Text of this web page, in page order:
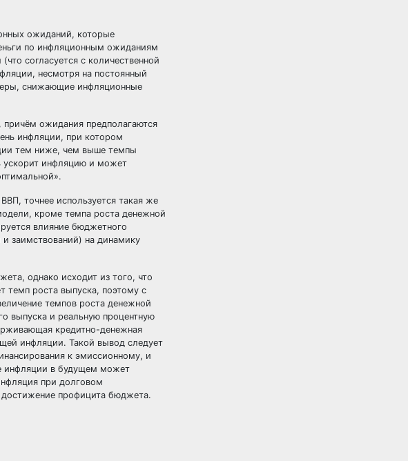
ожиданий, которые
по инфляционным ожиданиям
согласуется с количественной
несмотря на постоянный
снижающие инфляционные
ожидания предполагаются
инфляции, при котором
тем ниже, чем выше темпы
ускорит инфляцию и может
точнее используется такая же
кроме темпа роста денежной
влияние бюджетного
заимствований) на динамику
однако исходит из того, что
темп роста выпуска, поэтому с
темпов роста денежной
выпуска и реальную процентную
кредитно-денежная
инфляции. Такой вывод следует
к эмиссионному, и
инфляции в будущем может
при долговом
профицита бюджета.